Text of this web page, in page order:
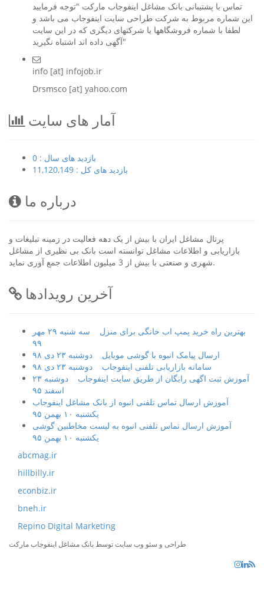
تماس با پشتیبانی بانک مشاغل اینفوجاب مارکت "توجه فرمایید
این شماره مربوط به شرکت طراحی سایت اینفوجاب می باشد و
لطفا با شماره فروشگاهها یا شرکتهای دیگری که در این سایت
آگهی داده اند اشتباه نگیرید"
info [at] infojob.ir
Drsmsco [at] yahoo.com
آمار های سایت
بازدید های سال : 0
بازدید های کل : 11,120,149
درباره ما
پرتال مشاغل ایران با بیش از یک دهه فعالیت در زمینه تبلیغات و
بازاریابی و اطلاعات مشاغل توانسته است بانک بی نظیری از مشاغل
شهری و صنعتی با بیش از 3 میلیون اطلاعات جمع آوری نماید.
آخرین رویدادها
بهترین راه خرید پمپ اب خانگی برای منزل
سه شنبه ۲۹ مهر
۹۹
ارسال پیامک انبوه با گوشی موبایل دوشنبه ۲۳ دی ۹۸
سامانه بازاریابی تلفنی اینفوجاب دوشنبه ۲۳ دی ۹۸
آموزش ثبت اگهی رایگان از طریق سایت اینفوجاب
دوشنبه ۲۳
اسفند ۹۵
آموزش ارسال تماس تلفنی انبوه از بانک مشاغل اینفوجاب
یکشنبه ۱۰ بهمن ۹۵
آموزش ارسال تماس تلفنی انبوه به لیست مخاطبین گوشی
یکشنبه ۱۰ بهمن ۹۵
abcmag.ir
hillbilly.ir
econbiz.ir
bneh.ir
Repino Digital Marketing
طراحی و سئو وب سایت توسط بانک مشاغل اینفوجاب مارکت